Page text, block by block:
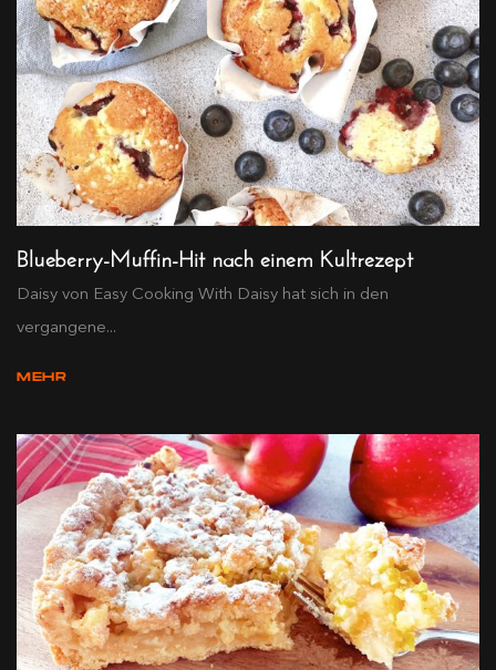
Blueberry-Muffin-Hit nach einem Kultrezept
Daisy von Easy Cooking With Daisy hat sich in den
vergangene...
MEHR